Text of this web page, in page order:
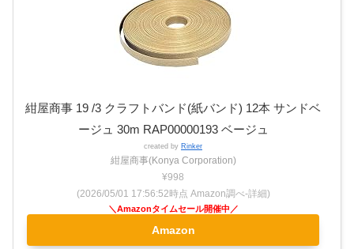
紺屋商事 19 /3 クラフトバンド(紙バンド) 12本 サンドベ
ージュ 30m RAP00000193 ベージュ
created by Rinker
紺屋商事(Konya Corporation)
¥998
(2026/05/01 17:56:52時点 Amazon調べ-詳細)
Amazon